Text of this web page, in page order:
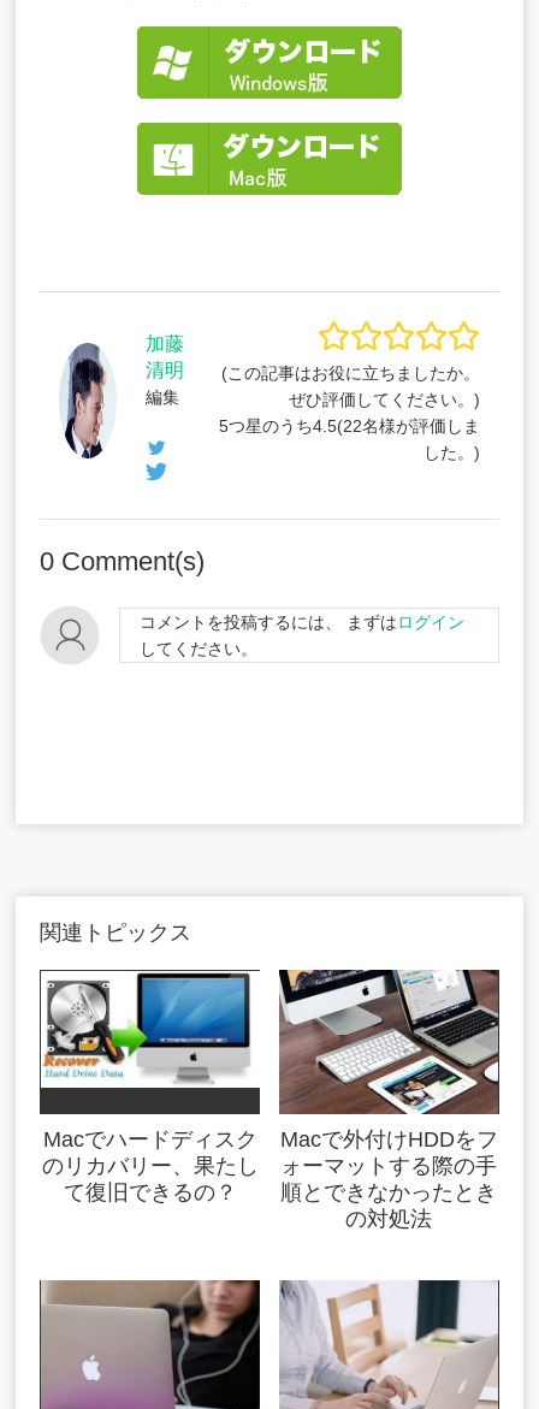
加藤
清明
編集
(この記事はお役に立ちましたか。
ぜひ評価してください。)
5つ星のうち4.5(22名様が評価しま
した。)
0 Comment(s)
コメントを投稿するには、 まずはログイン
してください。
関連トピックス
Macでハードディスク
のリカバリー、果たし
て復旧できるの？
Macで外付けHDDをフ
ォーマットする際の手
順とできなかったとき
の対処法